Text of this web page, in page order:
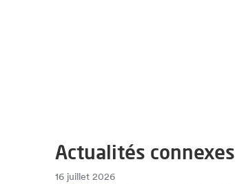
Actualités connexes
16 juillet 2026